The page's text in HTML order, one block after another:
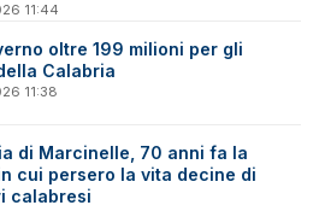
11:44
oltre 199 milioni per gli
Calabria
11:38
di Marcinelle, 70 anni fa la
cui persero la vita decine di
calabresi